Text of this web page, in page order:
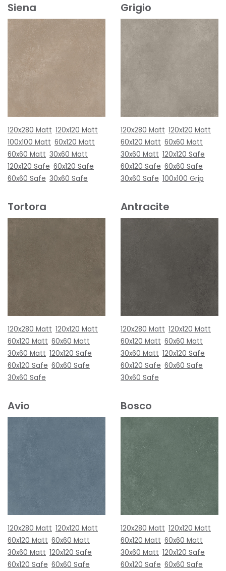
Siena
120x280 Matt 120x120 Matt
100x100 Matt 60x120 Matt
60x60 Matt 30x60 Matt
120x120 Safe 60x120 Safe
60x60 Safe 30x60 Safe
Grigio
120x280 Matt 120x120 Matt
60x120 Matt 60x60 Matt
30x60 Matt 120x120 Safe
60x120 Safe 60x60 Safe
30x60 Safe 100x100 Grip
Tortora
120x280 Matt 120x120 Matt
60x120 Matt 60x60 Matt
30x60 Matt 120x120 Safe
60x120 Safe 60x60 Safe
30x60 Safe
Antracite
120x280 Matt 120x120 Matt
60x120 Matt 60x60 Matt
30x60 Matt 120x120 Safe
60x120 Safe 60x60 Safe
30x60 Safe
Avio
120x280 Matt 120x120 Matt
60x120 Matt 60x60 Matt
30x60 Matt 120x120 Safe
60x120 Safe 60x60 Safe
Bosco
120x280 Matt 120x120 Matt
60x120 Matt 60x60 Matt
30x60 Matt 120x120 Safe
60x120 Safe 60x60 Safe